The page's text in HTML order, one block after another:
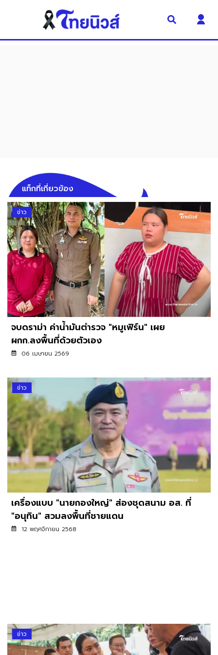
แท็กที่เกี่ยวข้อง
ข่าว
จบดราม่า ค่าน้ำมันตำรวจ "หมูเฟิร์น" เผย
ผกก.ลงพื้นที่ด้วยตัวเอง
06 เมษายน 2569
ข่าว
เครื่องแบบ "นายกองใหญ่" ส่องชุดสนาม อส. ที่
"อนุทิน" สวมลงพื้นที่ชายแดน
12 พฤศจิกายน 2568
ข่าว